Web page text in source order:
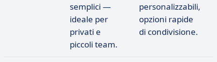
semplici —
ideale per
privati e
piccoli team.
personalizzabili,
opzioni rapide
di condivisione.